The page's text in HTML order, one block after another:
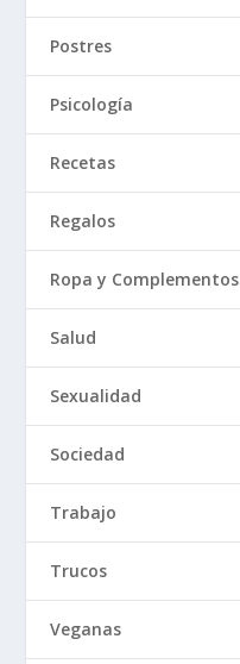
Postres
Psicología
Recetas
Regalos
Ropa y Complementos
Salud
Sexualidad
Sociedad
Trabajo
Trucos
Veganas